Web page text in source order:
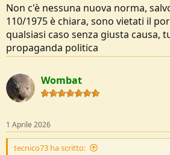
Non c'è nessuna nuova norma,
110/1975 è chiara, sono vietati il
qualsiasi caso senza giusta causa,
propaganda politica
Wombat
1 Aprile 2026
tecnico73 ha scritto: